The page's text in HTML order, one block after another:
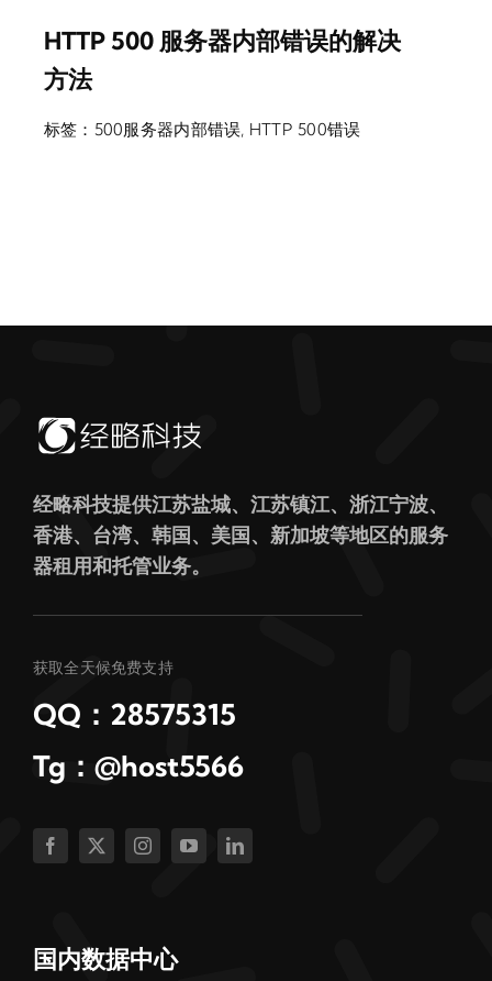
HTTP 500 服务器内部错误的解决
方法
标签： 500服务器内部错误, HTTP 500错误
经略科技提供江苏盐城、江苏镇江、浙江宁波、
香港、台湾、韩国、美国、新加坡等地区的服务
器租用和托管业务。
获取全天候免费支持
QQ：28575315
Tg：@host5566
国内数据中心